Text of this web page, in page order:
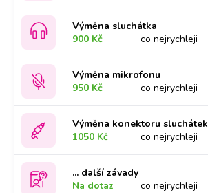
Výměna sluchátka
900 Kč
co nejrychleji
Výměna mikrofonu
950 Kč
co nejrychleji
Výměna konektoru sluchátek
1050 Kč
co nejrychleji
... další závady
Na dotaz
co nejrychleji